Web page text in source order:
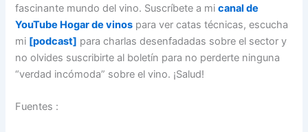
fascinante mundo del vino. Suscríbete a micanal de
YouTube Hogar de vinos para ver catas técnicas, escucha
mi [podcast] para charlas desenfadadas sobre el sector y
no olvides suscribirte al boletín para no perderte ninguna
“verdad incómoda” sobre el vino. ¡Salud!
Fuentes :